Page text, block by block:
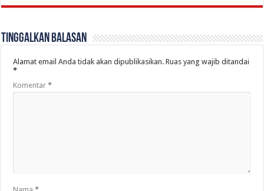
Tinggalkan Balasan
Alamat email Anda tidak akan dipublikasikan. Ruas yang wajib ditandai
*
Komentar*